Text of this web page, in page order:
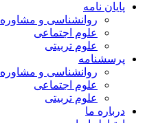
پایان نامه
روانشناسی و مشاوره
علوم اجتماعی
علوم تربیتی
پرسشنامه
روانشناسی و مشاوره
علوم اجتماعی
علوم تربیتی
درباره ما